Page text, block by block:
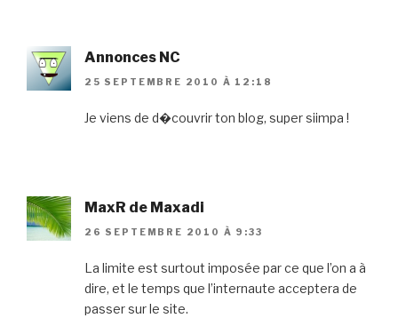
Annonces NC
25 SEPTEMBRE 2010 À 12:18
Je viens de d�couvrir ton blog, super siimpa !
MaxR de Maxadi
26 SEPTEMBRE 2010 À 9:33
La limite est surtout imposée par ce que l’on a à
dire, et le temps que l’internaute acceptera de
passer sur le site.